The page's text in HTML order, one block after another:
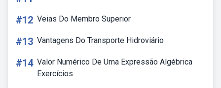
#12 Veias Do Membro Superior
#13 Vantagens Do Transporte Hidroviário
#14 Valor Numérico De Uma Expressão Algébrica
Exercícios